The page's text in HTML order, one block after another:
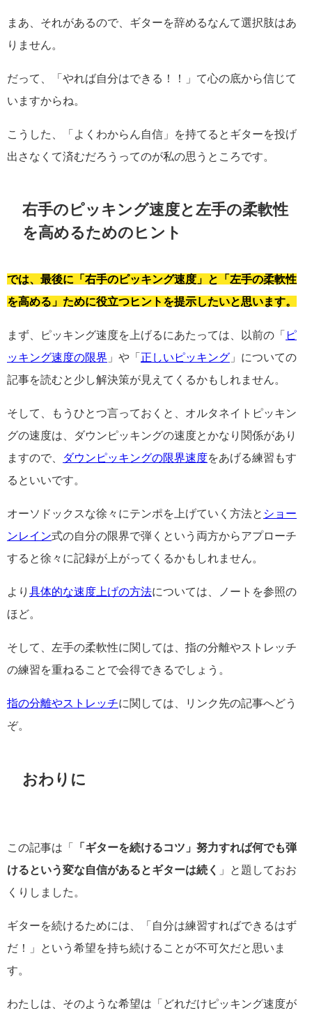
まあ、それがあるので、ギターを辞めるなんて選択肢はあ
りません。
だって、「やれば自分はできる！！」て心の底から信じて
いますからね。
こうした、「よくわからん自信」を持てるとギターを投げ
出さなくて済むだろうってのが私の思うところです。
右手のピッキング速度と左手の柔軟性
を高めるためのヒント
では、最後に「右手のピッキング速度」と「左手の柔軟性
を高める」ために役立つヒントを提示したいと思います。
まず、ピッキング速度を上げるにあたっては、以前の「 ピ
ッキング速度の限界 」や「 正しいピッキング 」についての
記事を読むと少し解決策が見えてくるかもしれません。
そして、もうひとつ言っておくと、オルタネイトピッキン
グの速度は、ダウンピッキングの速度とかなり関係があり
ますので、
ダウンピッキングの限界速度をあげる練習もす
るといいです。
オーソドックスな徐々にテンポを上げていく方法と ショー
ンレイン式の自分の限界で弾くという両方からアプローチ
すると徐々に記録が上がってくるかもしれません。
より 具体的な速度上げの方法については、ノートを参照の
ほど。
そして、左手の柔軟性に関しては、指の分離やストレッチ
の練習を重ねることで会得できるでしょう。
指の分離やストレッチに関しては、リンク先の記事へどう
ぞ。
おわりに
この記事は「
「ギターを続けるコツ」努力すれば何でも弾
けるという変な自信があるとギターは続く
」と題しておお
くりしました。
ギターを続けるためには、「自分は練習すればできるはず
だ！」という希望を持ち続けることが不可欠だと思いま
す。
わたしは、そのような希望は「どれだけピッキング速度が